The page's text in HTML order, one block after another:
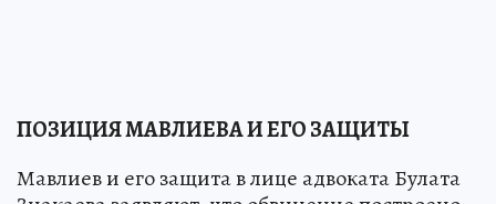
ПОЗИЦИЯ МАВЛИЕВА И ЕГО ЗАЩИТЫ
Мавлиев и его защита в лице адвоката Булата